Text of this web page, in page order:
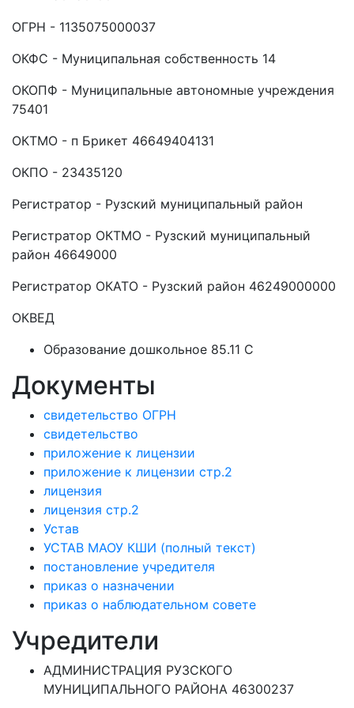
ОГРН - 1135075000037
ОКФС - Муниципальная собственность 14
ОКОПФ - Муниципальные автономные учреждения
75401
ОКТМО - п Брикет 46649404131
ОКПО - 23435120
Регистратор - Рузский муниципальный район
Регистратор ОКТМО - Рузский муниципальный
район 46649000
Регистратор ОКАТО - Рузский район 46249000000
ОКВЕД
Образование дошкольное 85.11 C
Документы
свидетельство ОГРН
свидетельство
приложение к лицензии
приложение к лицензии стр.2
лицензия
лицензия стр.2
Устав
УСТАВ МАОУ КШИ (полный текст)
постановление учредителя
приказ о назначении
приказ о наблюдательном совете
Учредители
АДМИНИСТРАЦИЯ РУЗСКОГО
МУНИЦИПАЛЬНОГО РАЙОНА 46300237